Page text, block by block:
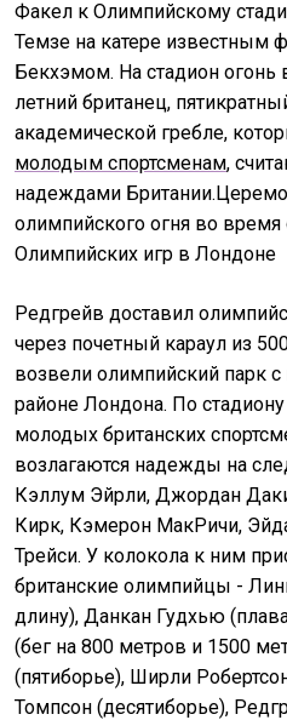
Факел к Олимпийскому
Темзе на катере известным
Бекхэмом. На стадион огонь
летний британец,
академической гребле,
молодым спортсменам,
надеждами
олимпийского огня во
Олимпийских игр в Лондоне
Редгрейв доставил
через почетный караул из
возвели олимпийский парк
районе Лондона. По
молодых британских
возлагаются надежды на
Кэллум Эйрли, Джордан
Кирк, Кэмерон МакРичи,
Трейси. У колокола к ним
британские олимпийцы -
длину), Данкан Гудхью
(бег на 800 метров и 1500
(пятиборье), Ширли
Томпсон (десятиборье),